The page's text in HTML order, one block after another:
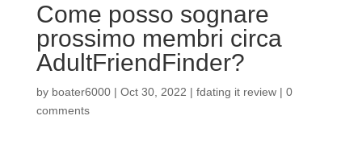
Come posso sognare
prossimo membri circa
AdultFriendFinder?
by boater6000| Oct 30, 2022 | fdating it review| 0
comments